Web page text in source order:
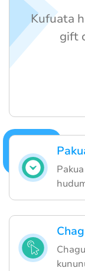
Kufuata
gift